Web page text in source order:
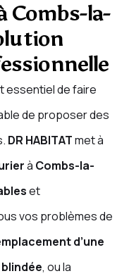
Combs-la-
essentiel de faire
de proposer des
DR HABITATmet à
à Combs-la-
et
vos problèmes de
d’une
, ou la